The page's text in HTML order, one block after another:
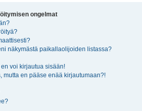
ongelmat
näkymästä paikallaolijoiden listassa?
voi kirjautua sisään!
mutta en pääse enää kirjautumaan?!